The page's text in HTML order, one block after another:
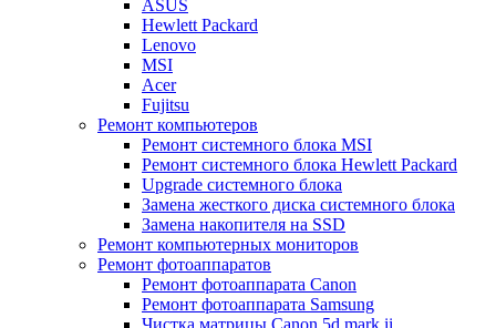
ASUS
Hewlett Packard
Lenovo
MSI
Acer
Fujitsu
Ремонт компьютеров
Ремонт системного блока MSI
Ремонт системного блока Hewlett Packard
Upgrade системного блока
Замена жесткого диска системного блока
Замена накопителя на SSD
Ремонт компьютерных мониторов
Ремонт фотоаппаратов
Ремонт фотоаппарата Canon
Ремонт фотоаппарата Samsung
Чистка матрицы Canon 5d mark ii